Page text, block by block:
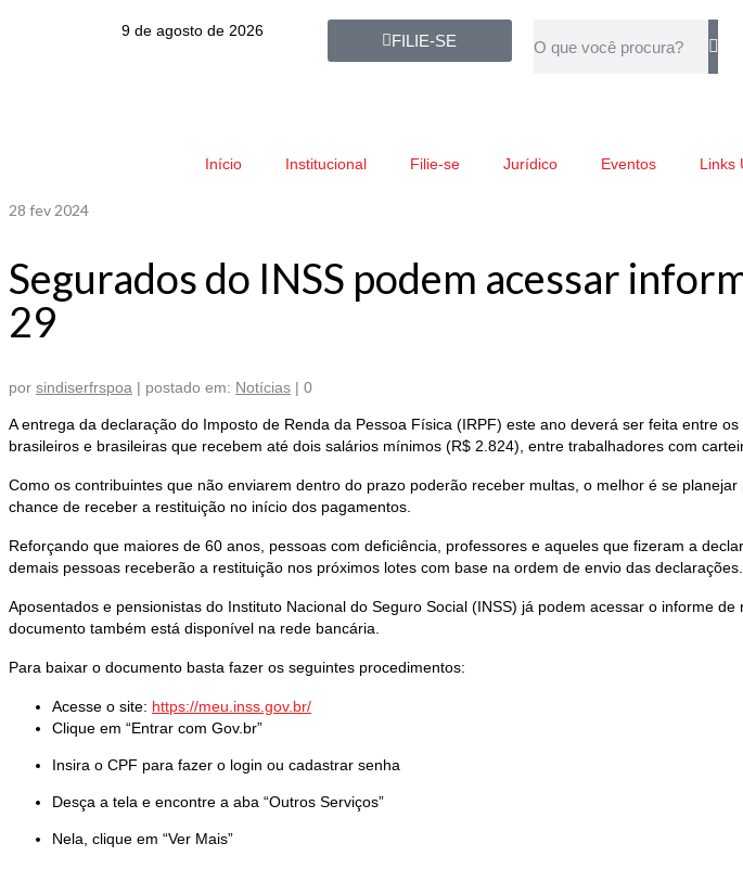
9 de agosto de 2026
FILIE-SE
Início Institucional Filie-se Jurídico Eventos Links
28 fev 2024
Segurados do INSS podem acessar
29
por sindiserfrspoa | postado em: Notícias | 0
A entrega da declaração do Imposto de Renda da Pessoa Física (IRPF) este ano deverá ser feita entre
brasileiros e brasileiras que recebem até dois salários mínimos (R$ 2.824), entre trabalhadores com
Como os contribuintes que não enviarem dentro do prazo poderão receber multas, o melhor é se
chance de receber a restituição no início dos pagamentos.
Reforçando que maiores de 60 anos, pessoas com deficiência, professores e aqueles que fizeram a
demais pessoas receberão a restituição nos próximos lotes com base na ordem de envio das declarações.
Aposentados e pensionistas do Instituto Nacional do Seguro Social (INSS) já podem acessar o informe
documento também está disponível na rede bancária.
Para baixar o documento basta fazer os seguintes procedimentos:
Acesse o site: https://meu.inss.gov.br/
Clique em “Entrar com Gov.br”
Insira o CPF para fazer o login ou cadastrar senha
Desça a tela e encontre a aba “Outros Serviços”
Nela, clique em “Ver Mais”